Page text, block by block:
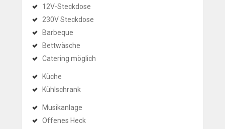
12V-Steckdose
230V Steckdose
Barbeque
Bettwäsche
Catering möglich
Küche
Kühlschrank
Musikanlage
Offenes Heck